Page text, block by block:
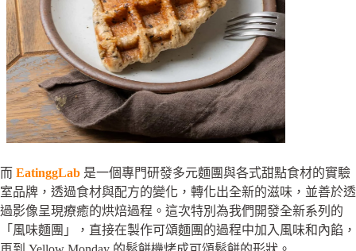
而 EatinggLab 是一個專門研發多元麵團與各式甜點食材的實驗
室品牌，透過食材與配方的變化，轉化出全新的滋味，並善於透
過影像呈現療癒的烘焙過程。這次特別為我們開發全新系列的
「風味麵團」，直接在製作可頌麵團的過程中加入風味和內餡，